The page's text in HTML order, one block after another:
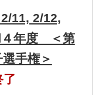
11, 2/12,
年度 ＜第
手権＞